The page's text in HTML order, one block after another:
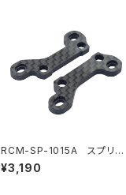
RCM-SP-1015A スプリット
フロントアッパーバルクヘッド
(L&R)(厚さ3mm)
¥3,190